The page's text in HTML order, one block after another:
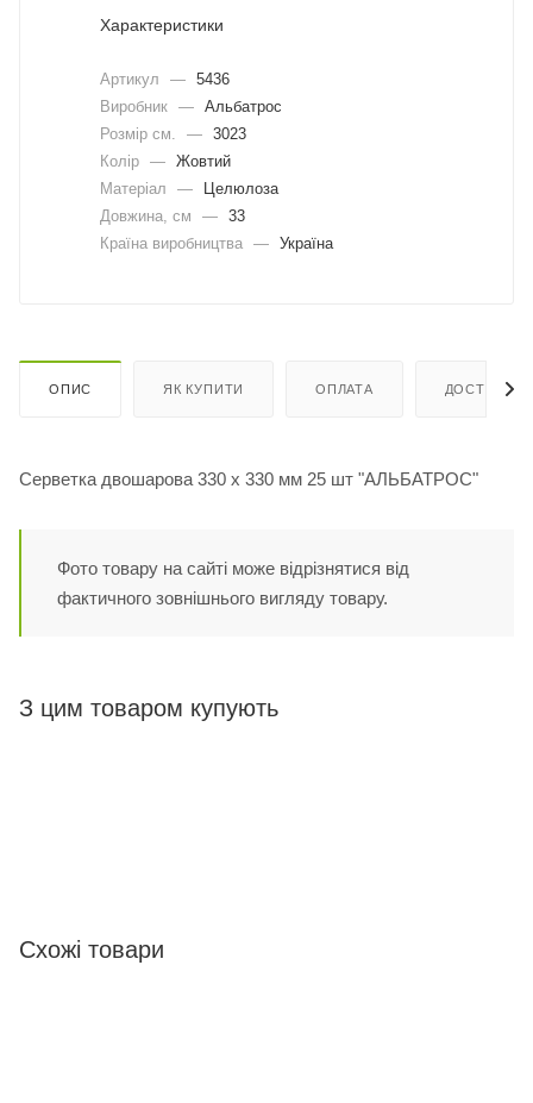
Характеристики
Артикул — 5436
Виробник — Альбатрос
Розмір см.
— 3023
Колір — Жовтий
Матеріал
—
Целюлоза
Довжина, cм
— 33
Країна виробництва — Україна
ОПИС ЯК КУПИТИ ОПЛАТА ДОСТАВКА
Серветка двошарова 330 x 330 мм 25 шт "АЛЬБАТРОС"
Фото товару на сайті може відрізнятися від
фактичного зовнішнього вигляду товару.
З цим товаром купують
Схожі товари